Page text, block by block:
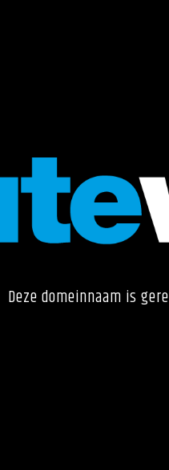
Deze domeinnaam is